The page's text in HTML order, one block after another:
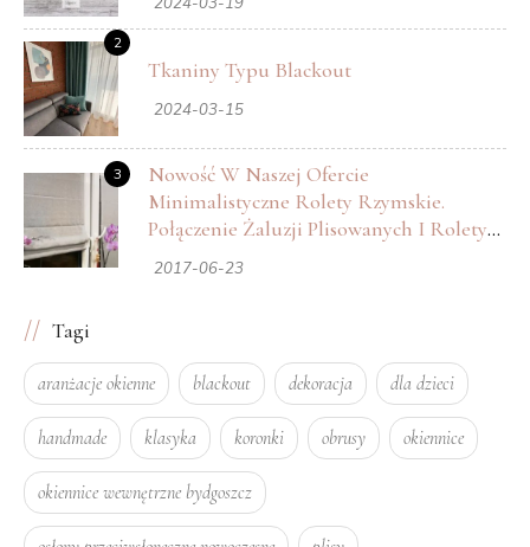
2
Tkaniny Typu Blackout
2024-03-15
3
Nowość W Naszej Ofercie
Minimalistyczne Rolety Rzymskie.
Połączenie Żaluzji Plisowanych I Rolety
Rzymskiej.
2017-06-23
Tagi
aranżacje okienne blackout dekoracja dla dzieci
handmade klasyka koronki obrusy okiennice
okiennice wewnętrzne bydgoszcz